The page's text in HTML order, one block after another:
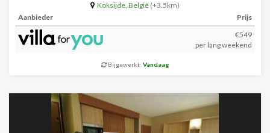
Koksijde, België (+3.5km)
Aanbieder
Prijs
€549
per lang weekend
Bijgewerkt: Vandaag